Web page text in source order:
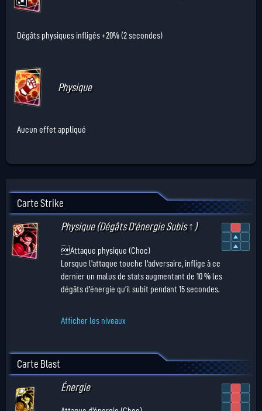
Dégâts physiques infligés +20% (2 secondes)
Physique
Aucun effet appliqué
Carte Strike
Physique (Dégâts D'énergie Subis ↑)
Attaque physique (Choc)
Lorsque l'attaque touche l'adversaire, inflige à ce
dernier un malus de stats augmentant de 10 % les
dégâts d'énergie qu'il subit pendant 15 secondes.
Afficher les niveaux
Carte Blast
Énergie